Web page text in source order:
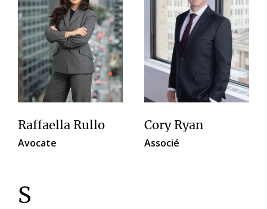
Raffaella Rullo
Avocate
Cory Ryan
Associé
S